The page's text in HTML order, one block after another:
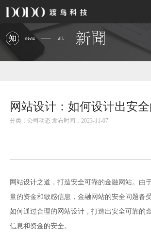
网站设计：如何设计出安
分类：公司动态 发布时间：2023-11-07
网站设计之道，打造安全可靠的金融网站。由
量的资金和敏感信息，金融网站的安全问题备
如何通过合理的网站设计，打造出安全可靠的
信息和资金的安全。